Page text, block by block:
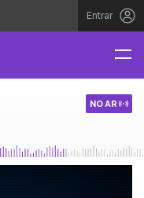
Entrar
NO AR